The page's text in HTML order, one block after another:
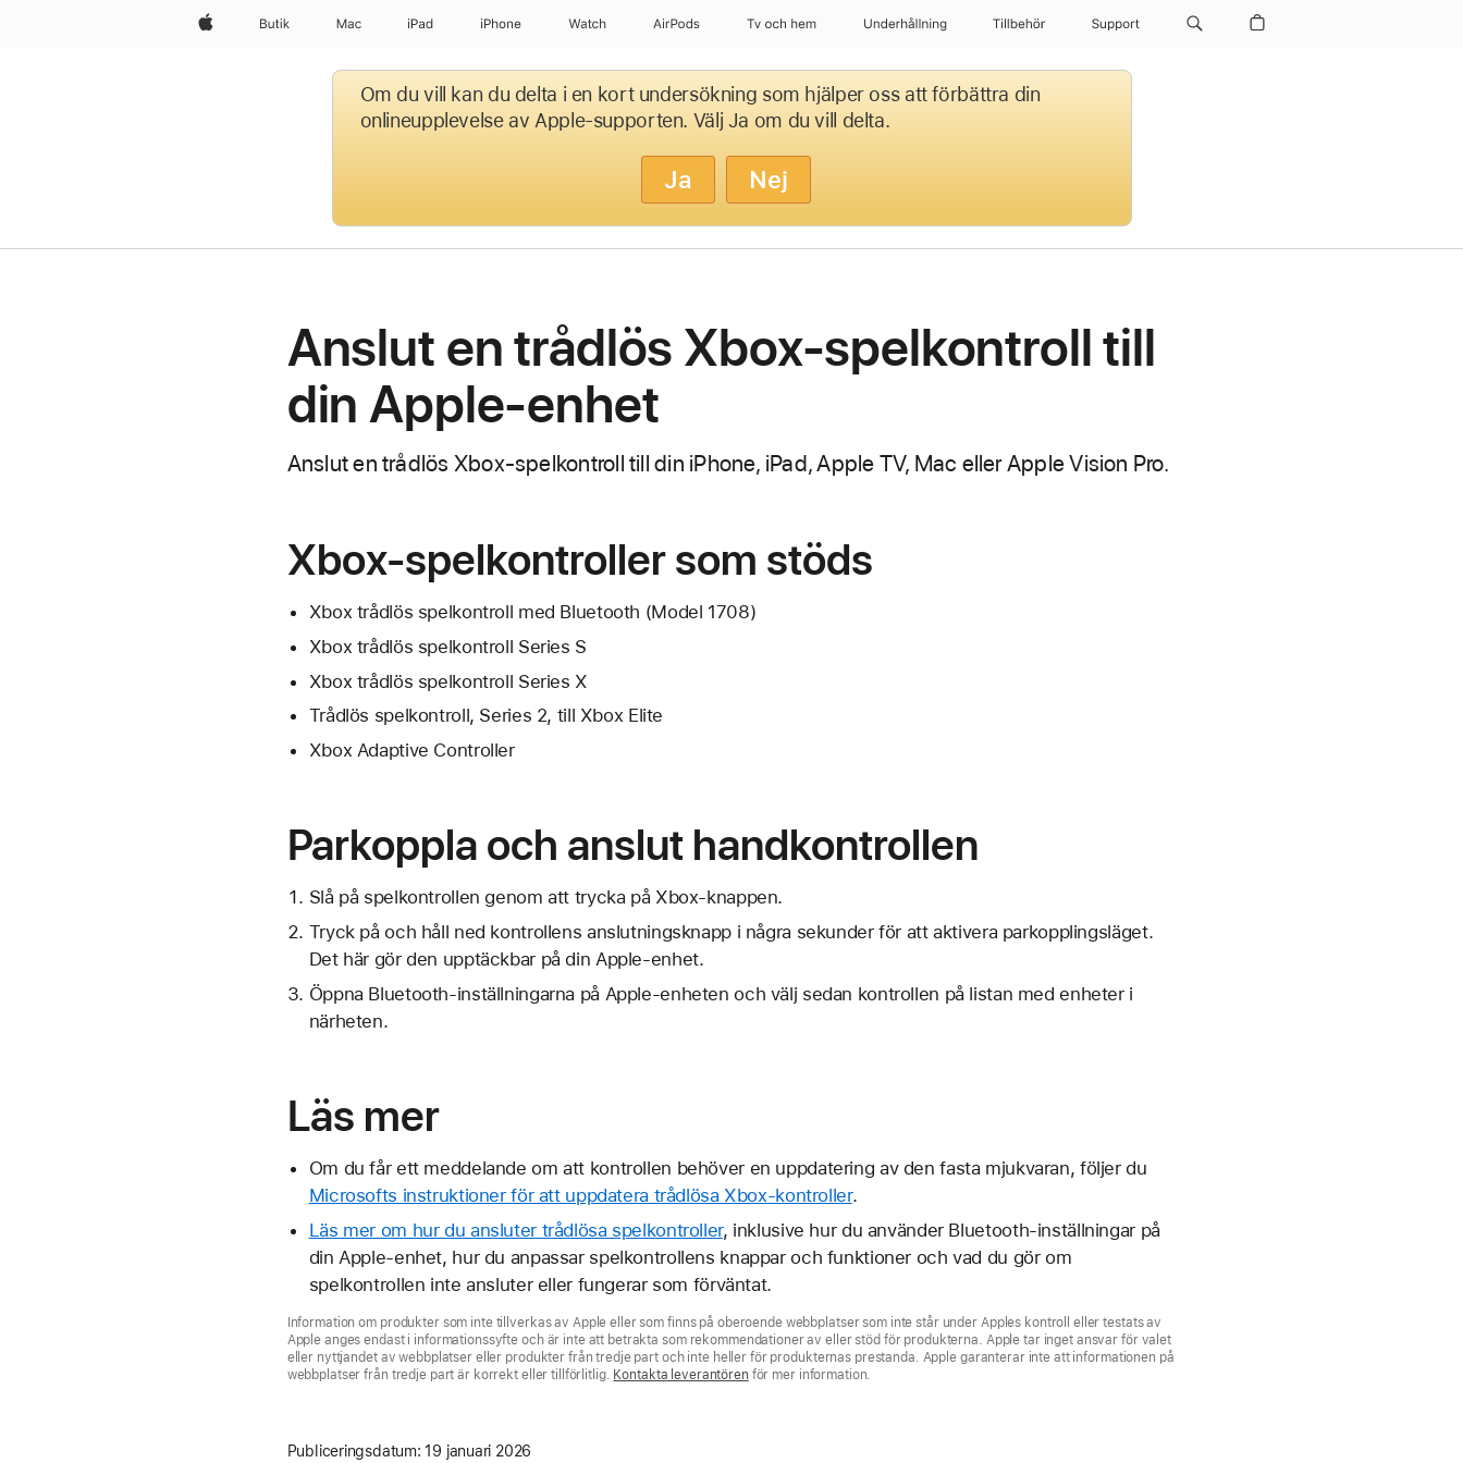
AppleButik Mac iPad iPhone Watch AirPods Tv och hem Underhållning Tillbehör Support
Om du vill kan du delta i en kort undersökning som hjälper oss att förbättra din
onlineupplevelse av Apple-supporten. Välj Ja om du vill delta.
Ja Nej
Anslut en trådlös Xbox-spelkontroll till
din Apple-enhet
Anslut en trådlös Xbox-spelkontroll till din iPhone, iPad, Apple TV, Mac eller Apple Vision Pro.
Xbox-spelkontroller som stöds
Xbox trådlös spelkontroll med Bluetooth (Model 1708)
Xbox trådlös spelkontroll Series S
Xbox trådlös spelkontroll Series X
Trådlös spelkontroll, Series 2, till Xbox Elite
Xbox Adaptive Controller
Parkoppla och anslut handkontrollen
Slå på spelkontrollen genom att trycka på Xbox-knappen.
Tryck på och håll ned kontrollens anslutningsknapp i några sekunder för att aktivera parkopplingsläget.
Det här gör den upptäckbar på din Apple-enhet.
Öppna Bluetooth-inställningarna på Apple-enheten och välj sedan kontrollen på listan med enheter i
närheten.
Läs mer
Om du får ett meddelande om att kontrollen behöver en uppdatering av den fasta mjukvaran, följer du
Microsofts instruktioner för att uppdatera trådlösa Xbox-kontroller.
Läs mer om hur du ansluter trådlösa spelkontroller, inklusive hur du använder Bluetooth-inställningar på
din Apple-enhet, hur du anpassar spelkontrollens knappar och funktioner och vad du gör om
spelkontrollen inte ansluter eller fungerar som förväntat.
Information om produkter som inte tillverkas av Apple eller som finns på oberoende webbplatser som inte står under Apples kontroll eller testats av
Apple anges endast i informationssyfte och är inte att betrakta som rekommendationer av eller stöd för produkterna. Apple tar inget ansvar för valet
eller nyttjandet av webbplatser eller produkter från tredje part och inte heller för produkternas prestanda. Apple garanterar inte att informationen på
webbplatser från tredje part är korrekt eller tillförlitlig. Kontakta leverantören för mer information.
Publiceringsdatum: 19 januari 2026